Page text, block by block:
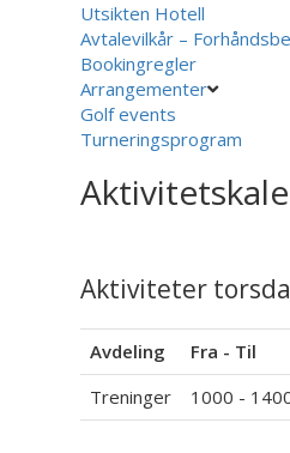
Utsikten Hotell
Avtalevilkår –
Bookingregler
Arrangementer
Golf events
Turneringsprogram
Aktiviteter
Avdeling Fra - Til
Treninger
1000 -